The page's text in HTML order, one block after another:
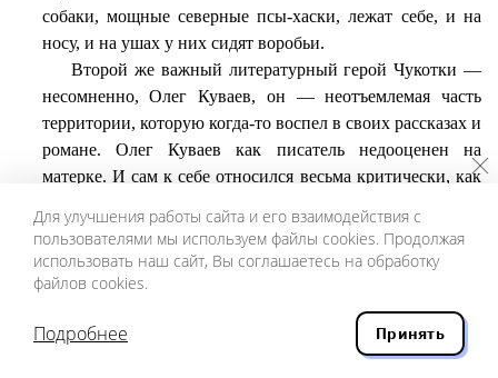
собаки, мощные северные псы-хаски, лежат себе, и на
носу, и на ушах у них сидят воробьи.
Второй же важный литературный герой Чукотки —
несомненно, Олег Куваев, он — неотъемлемая часть
территории, которую когда-то воспел в своих рассказах и
романе. Олег Куваев как писатель недооценен на
матерке. И сам к себе относился весьма критически, как
профессиональной внутренней планке, которую сам себе
поставил.
Олег Куваев на Чукотке — свой. В любом разговоре,
с любым человеком — в том или ином контексте
обязательно упомянут Куваева. Вот лучший памятник
писателю — народная память и любовь. Конечно, все
Для улучшения работы сайта и его взаимодействия с
пользователями мы используем файлы cookies. Продолжая
использовать наш сайт, Вы соглашаетесь на обработку
файлов cookies.
Подробнее Принять